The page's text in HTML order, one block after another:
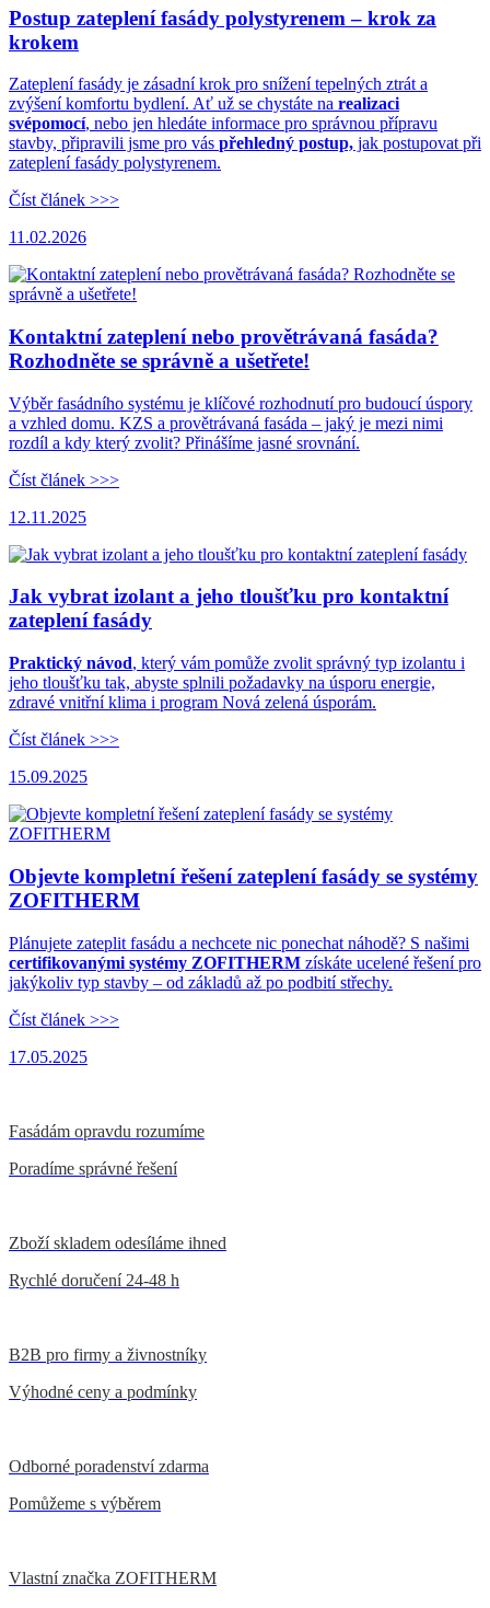
Postup zateplení fasády polystyrenem – krok za
krokem
Zateplení fasády je zásadní krok pro snížení tepelných ztrát a
zvýšení komfortu bydlení. Ať už se chystáte na realizaci
svépomocí, nebo jen hledáte informace pro správnou přípravu
stavby, připravili jsme pro vás přehledný postup, jak postupovat při
zateplení fasády polystyrenem.
Číst článek >>>
11.02.2026
Kontaktní zateplení nebo provětrávaná fasáda?
Rozhodněte se správně a ušetřete!
Výběr fasádního systému je klíčové rozhodnutí pro budoucí úspory
a vzhled domu. KZS a provětrávaná fasáda – jaký je mezi nimi
rozdíl a kdy který zvolit? Přinášíme jasné srovnání.
Číst článek >>>
12.11.2025
Jak vybrat izolant a jeho tloušťku pro kontaktní
zateplení fasády
Praktický návod, který vám pomůže zvolit správný typ izolantu i
jeho tloušťku tak, abyste splnili požadavky na úsporu energie,
zdravé vnitřní klima i program Nová zelená úsporám.
Číst článek >>>
15.09.2025
Objevte kompletní řešení zateplení fasády se systémy
ZOFITHERM
Plánujete zateplit fasádu a nechcete nic ponechat náhodě? S našimi
certifikovanými systémy ZOFITHERM získáte ucelené řešení pro
jakýkoliv typ stavby – od základů až po podbití střechy.
Číst článek >>>
17.05.2025
Fasádám opravdu rozumíme
Poradíme správné řešení
Zboží skladem odesíláme ihned
Rychlé doručení 24-48 h
B2B pro firmy a živnostníky
Výhodné ceny a podmínky
Odborné poradenství zdarma
Pomůžeme s výběrem
Vlastní značka ZOFITHERM